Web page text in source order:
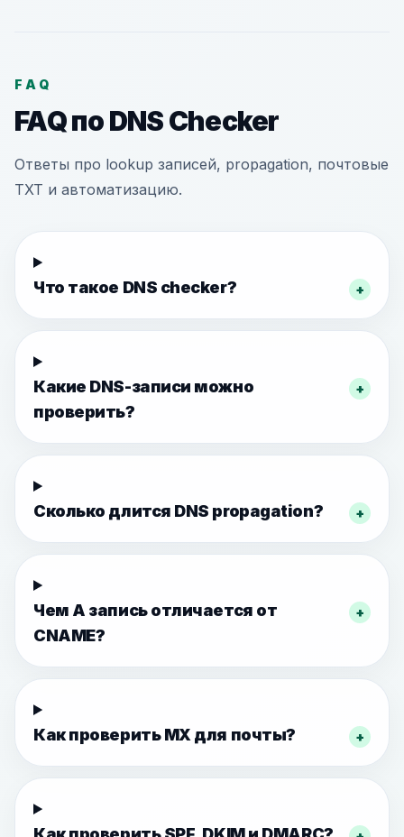
FAQ
FAQ по DNS Checker
Ответы про lookup записей, propagation, почтовые
TXT и автоматизацию.
Что такое DNS checker? +
Какие DNS-записи можно
проверить?
+
Сколько длится DNS propagation? +
Чем A запись отличается от
CNAME?
+
Как проверить MX для почты? +